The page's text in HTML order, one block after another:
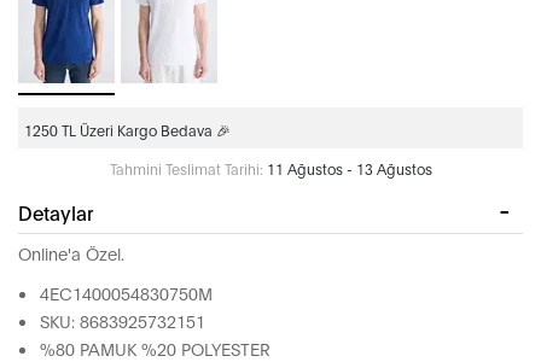
1250 TL Üzeri Kargo Bedava 🎉
Tahmini Teslimat Tarihi: 11 Ağustos - 13 Ağustos
Detaylar
Online'a Özel.
4EC1400054830750M
SKU: 8683925732151
%80 PAMUK %20 POLYESTER